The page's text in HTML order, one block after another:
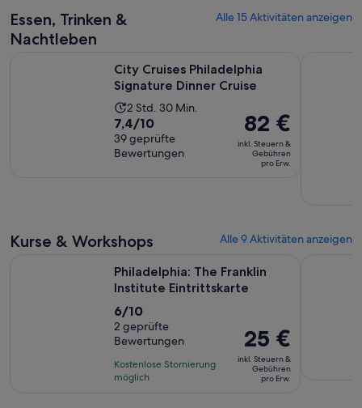
aktuelle
1 €
pro
Erw.
Essen, Trinken &
Nachtleben
Alle 15 Aktivitäten anzeigen
City Cruises Philadelphia
Signature Dinner Cruise
Die
Aktivität
dauert
2
2 Std. 30 Min.
7.4
von
10,
7,4/10
39 geprüfte
Bewertungen
Der
Preis
beträgt
82 €
82 €
inkl. Steuern &
Gebühren
pro Erw.
Kurse & Workshops Alle 9 Aktivitäten anzeigen
Philadelphia: The Franklin
Institute Eintrittskarte
6.0
von
10,
basierend
auf
6/10
2 geprüfte
Bewertungen
Kostenlose Stornierung
möglich
Der
Preis
beträgt
25 €
25 €
inkl. Steuern &
Gebühren
pro Erw.